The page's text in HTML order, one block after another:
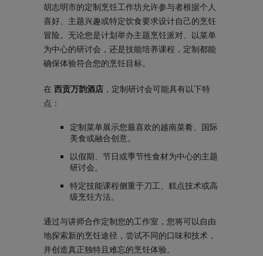
胡志明市的定制烹饪工作坊允许参与者根据个人
喜好、主题兴趣或特定饮食要求设计自己的烹饪
冒险。无论您是计划举办主题烹饪派对、以菜单​​
为中心的研讨会，还是技能培养课程，定制都能
确保体验符合您的烹饪目标。
在 西贡万韵酒店 ，定制研讨会可能具有以下特
点：
定制菜单展示您最喜欢的越南菜肴、国际
美食或融合创意。
以假期、节日或季节性食材为中心的主题
研讨会。
特定技能课程侧重于刀工、糕点技术或高
级烹饪方法。
通过与讲师合作定制您的工作室，您将可以自由
地探索新的烹饪途径，尝试不同的口味和技术，
并创造真正独特且难忘的烹饪体验。